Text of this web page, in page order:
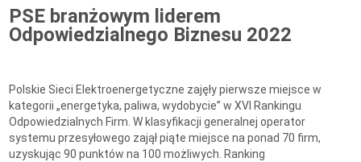
PSE branżowym liderem
Odpowiedzialnego Biznesu 2022
Polskie Sieci Elektroenergetyczne zajęły pierwsze miejsce w
kategorii „energetyka, paliwa, wydobycie” w XVI Rankingu
Odpowiedzialnych Firm. W klasyfikacji generalnej operator
systemu przesyłowego zajął piąte miejsce na ponad 70 firm,
uzyskując 90 punktów na 100 możliwych. Ranking